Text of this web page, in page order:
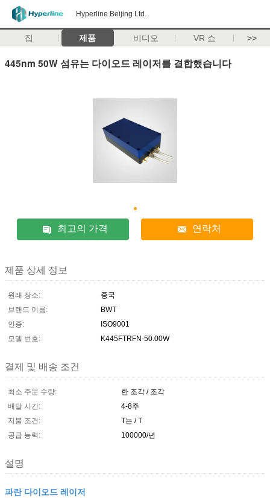
Hyperline Beijing Ltd.
집 제품 비디오 VR 쇼 >>
445nm 50W 섬유는 다이오드 레이저를 결합했습니다
최고의 가격 연락처
제품 상세 정보
원래 장소:
중국
브랜드 이름:
BWT
인증:
ISO9001
모델 번호:
K445FTRFN-50.00W
결제 및 배송 조건
최소 주문 수량:
한 조각 / 조각
배달 시간:
4-8주
지불 조건:
T는 / T
공급 능력:
100000/년
설명
파란 다이오드 레이저